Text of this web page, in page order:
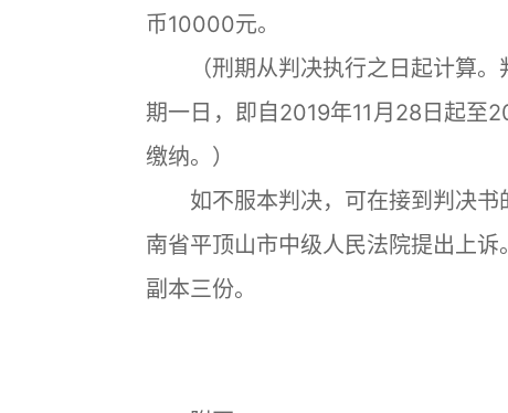
币10000元。
（刑期从判决执行之日起计算。
期一日，即自2019年11月28日起至
缴纳。）
如不服本判决，可在接到判决书
南省平顶山市中级人民法院提出上诉
副本三份。